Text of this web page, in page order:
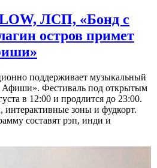
ЛСП, «Бонд с
остров примет
поддерживает музыкальный
Афиши». Фестиваль под открытым
в 12:00 и продлится до 23:00.
интерактивные зоны и фудкорт.
составят рэп, инди и